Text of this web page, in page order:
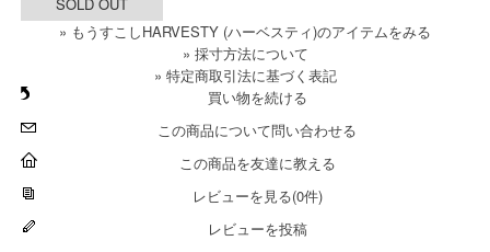
» 採寸方法について
» 特定商取引法に基づく表記
買い物を続ける
この商品について問い合わせる
この商品を友達に教える
レビューを見る(0件)
レビューを投稿
» もうすこしHARVESTY (ハーベスティ)のアイテムをみる